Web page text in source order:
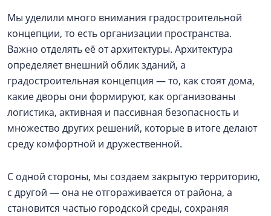
Мы уделили много внимания градостроительной
концепции, то есть организации пространства.
Важно отделять её от архитектуры. Архитектура
определяет внешний облик зданий, а
градостроительная концепция — то, как стоят дома,
какие дворы они формируют, как организованы
логистика, активная и пассивная безопасность и
множество других решений, которые в итоге делают
среду комфортной и дружественной.
С одной стороны, мы создаем закрытую территорию,
с другой — она не отгораживается от района, а
становится частью городской среды, сохраняя